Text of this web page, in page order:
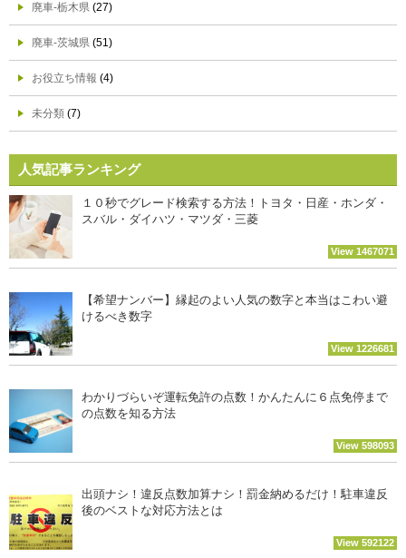
廃車-栃木県 (27)
廃車-茨城県 (51)
お役立ち情報 (4)
未分類 (7)
人気記事ランキング
１０秒でグレード検索する方法！トヨタ・日産・ホンダ・
スバル・ダイハツ・マツダ・三菱
View 1467071
【希望ナンバー】縁起のよい人気の数字と本当はこわい避
けるべき数字
View 1226681
わかりづらいぞ運転免許の点数！かんたんに６点免停まで
の点数を知る方法
View 598093
出頭ナシ！違反点数加算ナシ！罰金納めるだけ！駐車違反
後のベストな対応方法とは
View 592122